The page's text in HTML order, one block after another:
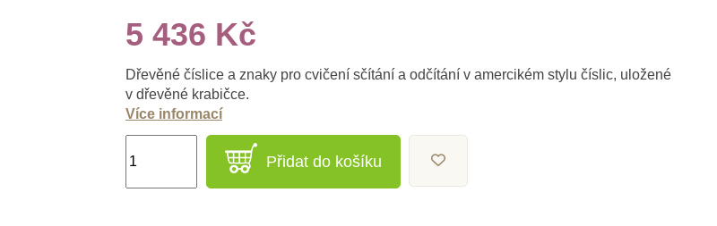
5 436 Kč
Dřevěné číslice a znaky pro cvičení sčítání a odčítání v amercikém stylu číslic, uložené
v dřevěné krabičce.
Více informací
Přidat do košíku